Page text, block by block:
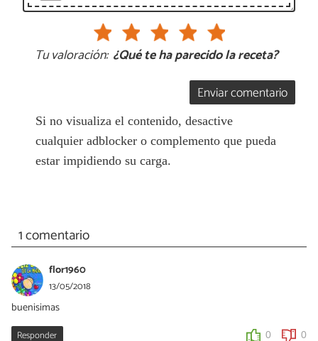
Tu valoración: ¿Qué te ha parecido la receta?
Enviar comentario
Si no visualiza el contenido, desactive
cualquier adblocker o complemento que pueda
estar impidiendo su carga.
1 comentario
flor1960
13/05/2018
buenisimas
Responder 0 0